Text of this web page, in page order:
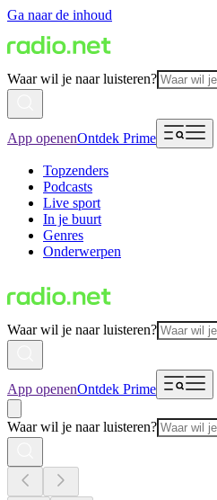
Ga naar de inhoud
Waar wil je naar luisteren?
App openenOntdek Prime
Topzenders
Podcasts
Live sport
In je buurt
Genres
Onderwerpen
Waar wil je naar luisteren?
App openenOntdek Prime
Waar wil je naar luisteren?